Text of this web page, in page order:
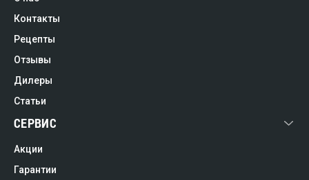
Контакты
Рецепты
Отзывы
Дилеры
Статьи
СЕРВИС
Акции
Гарантии